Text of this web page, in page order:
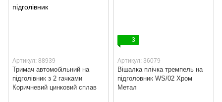
Артикул: 88939
Тримач автомобільний на
підголівник з 2 гачками
Коричневий цинковий сплав
3
Артикул: 36079
Вішалка плічка тремпель на
підголовник WS/02 Хром
Метал